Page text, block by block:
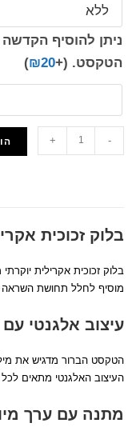
ניתן להוסיף
הטקסט. (+
₪20
)
-
+
בלוק זכוכית
בלוק זכוכית אקרילית
מוסיף לחלל תחושת השראה
עיצוב אלגנטי עם
הטקסט הברור מדגיש את
העיצוב האלגנטי מתאים לכל
מתנה עם ערך